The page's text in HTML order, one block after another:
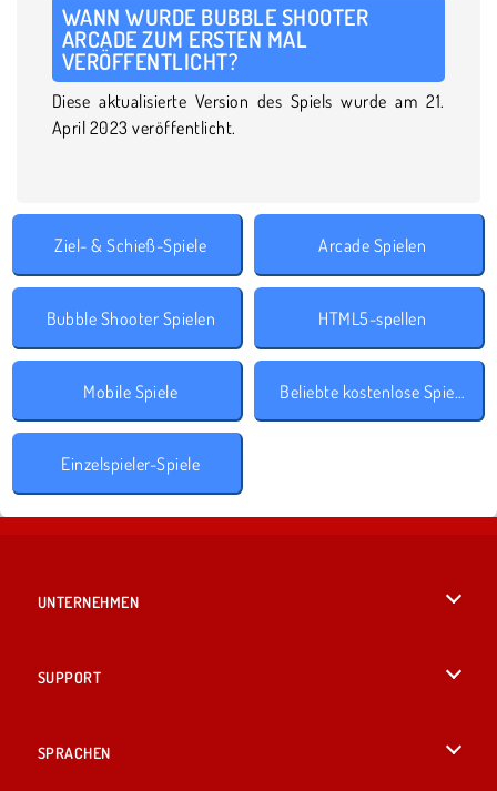
WANN WURDE BUBBLE SHOOTER
ARCADE ZUM ERSTEN MAL
VERÖFFENTLICHT?
Diese aktualisierte Version des Spiels wurde am 21.
April 2023 veröffentlicht.
Ziel- & Schieß-Spiele Arcade Spielen
Bubble Shooter Spielen HTML5-spellen
Mobile Spiele Beliebte kostenlose Spiele
Einzelspieler-Spiele
UNTERNEHMEN
SUPPORT
SPRACHEN